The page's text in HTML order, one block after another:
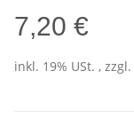
7,20 €
inkl. 19% USt. , zzgl.